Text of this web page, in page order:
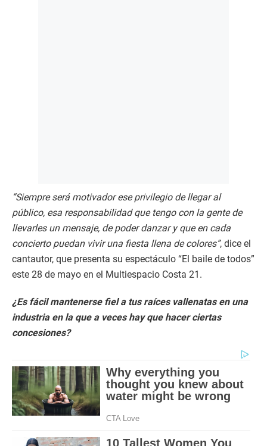
“Siempre será motivador ese privilegio de llegar al
público, esa responsabilidad que tengo con la gente de
llevarles un mensaje, de poder danzar y que en cada
concierto puedan vivir una fiesta llena de colores”, dice el
cantautor, que presenta su espectáculo “El baile de todos”
este 28 de mayo en el Multiespacio Costa 21.
¿Es fácil mantenerse fiel a tus raíces vallenatas en una
industria en la que a veces hay que hacer ciertas
concesiones?